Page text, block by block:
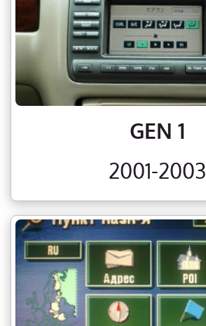
GEN 1
2001-2003